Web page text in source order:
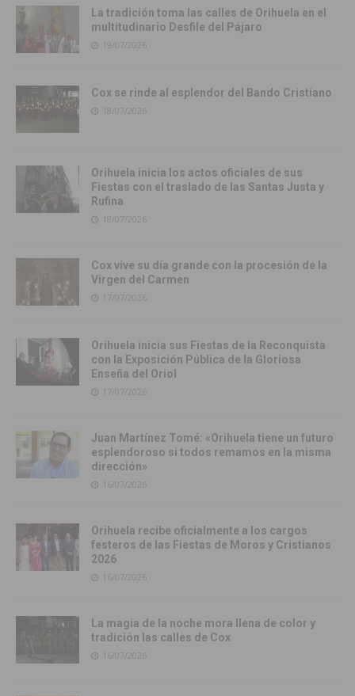
La tradición toma las calles de Orihuela en el
multitudinario Desfile del Pájaro
19/07/2026
Cox se rinde al esplendor del Bando Cristiano
18/07/2026
Orihuela inicia los actos oficiales de sus
Fiestas con el traslado de las Santas Justa y
Rufina
18/07/2026
Cox vive su día grande con la procesión de la
Virgen del Carmen
17/07/2026
Orihuela inicia sus Fiestas de la Reconquista
con la Exposición Pública de la Gloriosa
Enseña del Oriol
17/07/2026
Juan Martínez Tomé: «Orihuela tiene un futuro
esplendoroso si todos remamos en la misma
dirección»
16/07/2026
Orihuela recibe oficialmente a los cargos
festeros de las Fiestas de Moros y Cristianos
2026
16/07/2026
La magia de la noche mora llena de color y
tradición las calles de Cox
16/07/2026